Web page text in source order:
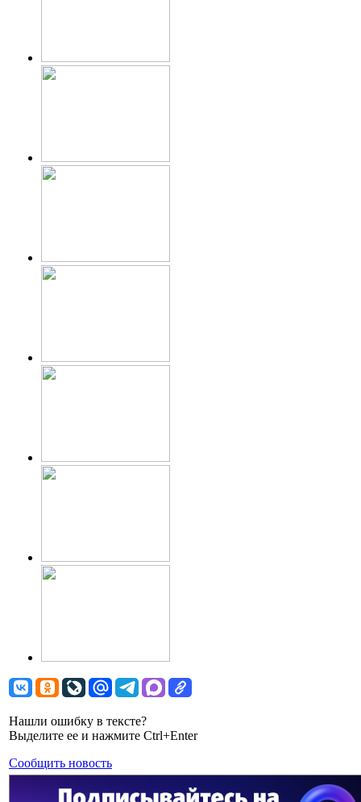
Нашли ошибку в тексте?
Выделите ее и нажмите Ctrl+Enter
Сообщить новость